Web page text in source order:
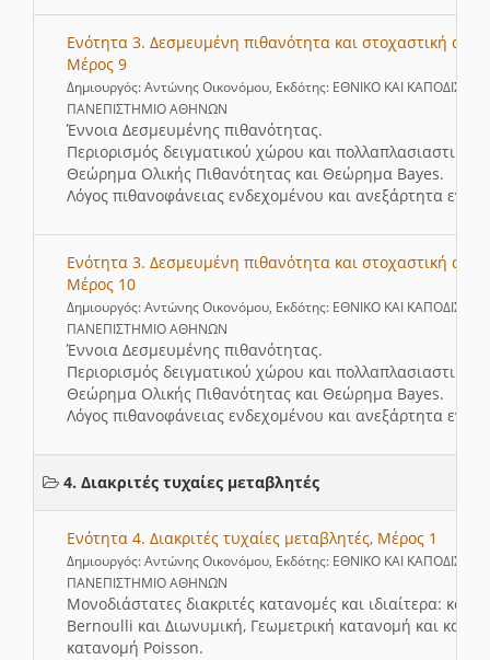
Ενότητα 3. Δεσμευμένη πιθανότητα και στοχαστική
Μέρος 9
Δημιουργός: Αντώνης Οικονόμου, Εκδότης: ΕΘΝΙΚΟ ΚΑΙ
ΠΑΝΕΠΙΣΤΗΜΙΟ ΑΘΗΝΩΝ
Έννοια Δεσμευμένης πιθανότητας.
Περιορισμός δειγματικού χώρου και πολλαπλασιαστικός
Θεώρημα Ολικής Πιθανότητας και Θεώρημα Bayes.
Λόγος πιθανοφάνειας ενδεχομένου και ανεξάρτητα
Ενότητα 3. Δεσμευμένη πιθανότητα και στοχαστική
Μέρος 10
Δημιουργός: Αντώνης Οικονόμου, Εκδότης: ΕΘΝΙΚΟ ΚΑΙ
ΠΑΝΕΠΙΣΤΗΜΙΟ ΑΘΗΝΩΝ
Έννοια Δεσμευμένης πιθανότητας.
Περιορισμός δειγματικού χώρου και πολλαπλασιαστικός
Θεώρημα Ολικής Πιθανότητας και Θεώρημα Bayes.
Λόγος πιθανοφάνειας ενδεχομένου και ανεξάρτητα
4. Διακριτές τυχαίες μεταβλητές
Ενότητα 4. Διακριτές τυχαίες μεταβλητές, Μέρος 1
Δημιουργός: Αντώνης Οικονόμου, Εκδότης: ΕΘΝΙΚΟ ΚΑΙ
ΠΑΝΕΠΙΣΤΗΜΙΟ ΑΘΗΝΩΝ
Μονοδιάστατες διακριτές κατανομές και ιδιαίτερα:
Bernoulli και Διωνυμική, Γεωμετρική κατανομή και
κατανομή Poisson.